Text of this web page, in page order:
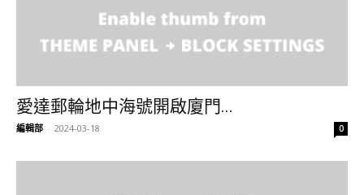
愛達郵輪地中海號開啟廈門...
編輯部 - 2024-03-18 0